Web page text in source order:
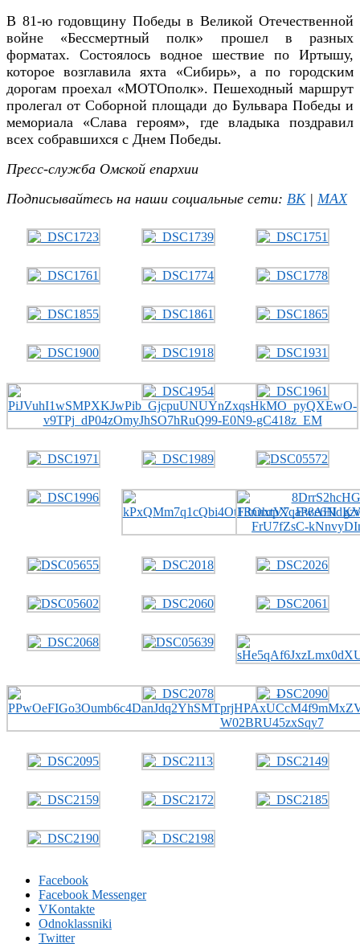
В 81-ю годовщину Победы в Великой Отечественной
войне «Бессмертный полк» прошел в разных
форматах. Состоялось водное шествие по Иртышу,
которое возглавила яхта «Сибирь», а по городским
дорогам проехал «МОТОполк». Пешеходный маршрут
пролегал от Соборной площади до Бульвара Победы и
мемориала «Слава героям», где владыка поздравил
всех собравшихся с Днем Победы.
Пресс-служба Омской епархии
Подписывайтесь на наши социальные сети: ВК| MAX
Facebook
Facebook Messenger
VKontakte
Odnoklassniki
Twitter